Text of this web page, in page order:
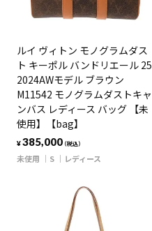
ルイ ヴィトン モノグラムダス
ト キーポル バンドリエール 25
2024AWモデル ブラウン
M11542 モノグラムダストキャ
ンバス レディース バッグ 【未
使用】【bag】
¥385,000（税込）
未使用 S レディース